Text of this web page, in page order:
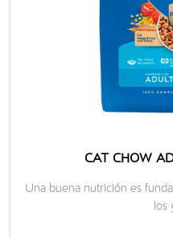
CAT CHOW
Una buena nutrición es
los